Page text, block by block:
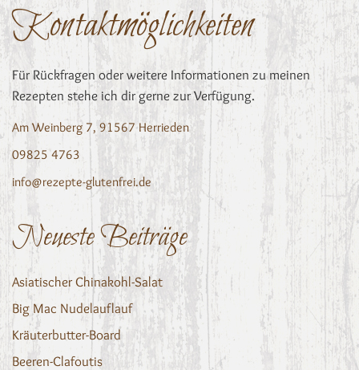
Kontaktmöglichkeiten
Für Rückfragen oder weitere Informationen zu meinen
Rezepten stehe ich dir gerne zur Verfügung.
Am Weinberg 7, 91567 Herrieden
09825 4763
info@rezepte-glutenfrei.de
Neueste Beiträge
Asiatischer Chinakohl-Salat
Big Mac Nudelauflauf
Kräuterbutter-Board
Beeren-Clafoutis